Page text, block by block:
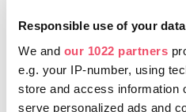
Responsible use of your data
We and our 1022 partners
e.g. your IP-number, using
store and access information
serve personalized ads and
dospělé. Máte-li s
sledovat speciálně
trasu kolem zoo, nebo
vstupu dokonce